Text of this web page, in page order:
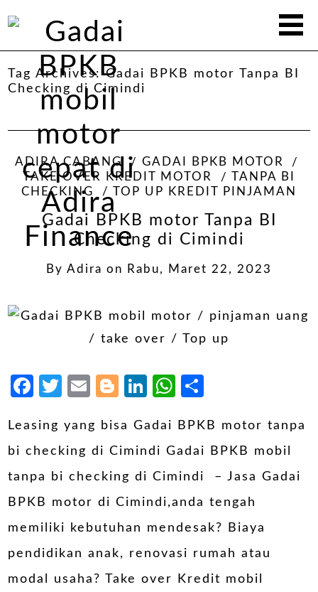
Tag Archives:Gadai BPKB motor Tanpa BI
Checking di Cimindi
ADIRA CABANG
GADAI BPKB MOTOR
TAKE OVER KREDIT MOTOR
TANPA BI
CHECKING
TOP UP KREDIT PINJAMAN
Gadai BPKB motor Tanpa BI
Checking di Cimindi
By Adira on Rabu, Maret 22, 2023
Facebook
Twitter
EmailBlogger
LinkedIn
WhatsApp
Leasing yang bisa Gadai BPKB motor tanpa
bi checking di Cimindi Gadai BPKB mobil
tanpa bi checking di Cimindi – Jasa Gadai
BPKB motor di Cimindi,anda tengah
memiliki kebutuhan mendesak? Biaya
pendidikan anak, renovasi rumah atau
modal usaha? Take over Kredit mobil